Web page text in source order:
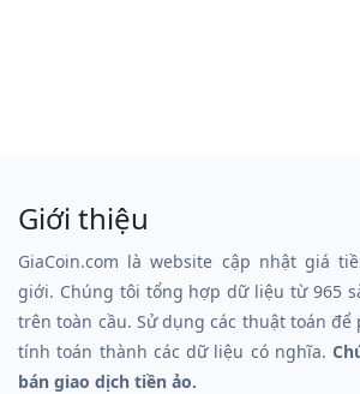
Giới thiệu
GiaCoin.com là website cập nhật giá
giới. Chúng tôi tổng hợp dữ liệu từ 965
trên toàn cầu. Sử dụng các thuật toán để
tính toán thành các dữ liệu có nghĩa.
bán giao dịch tiền ảo.